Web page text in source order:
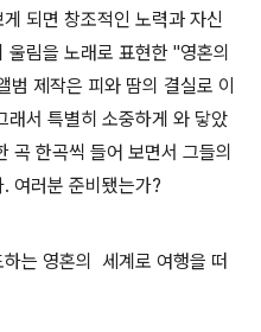
되면 창조적인 노력과 자신
림을 노래로 표현한 "영혼의
범 제작은 피와 땀의 결실로 이
래서 특별히 소중하게 와 닿았
곡 한곡씩 들어 보면서 그들의
여러분 준비됐는가?
는 영혼의 세계로 여행을 떠